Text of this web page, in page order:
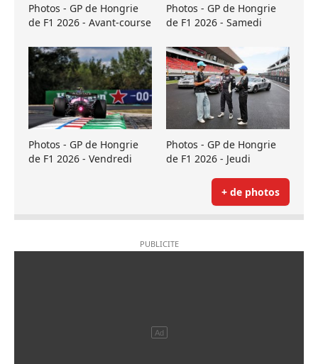
Photos - GP de Hongrie
de F1 2026 - Avant-course
Photos - GP de Hongrie
de F1 2026 - Samedi
Photos - GP de Hongrie
de F1 2026 - Vendredi
Photos - GP de Hongrie
de F1 2026 - Jeudi
+ de photos